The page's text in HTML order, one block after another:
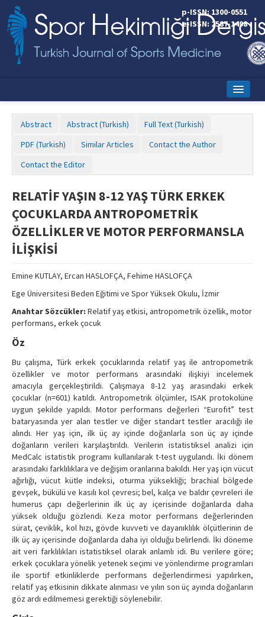
p-ISSN: 1300-0551
e-ISSN: 2587-1498
Editorial Board
Instructions to Authors
Copyright Transfer Form
Contact Us
Abstract Abstract (Turkish)
Full Text (Turkish)
PDF (Turkish)
Similar Articles
Contact the Author
Contact the Editor
RELATİF YAŞIN 8-12 YAŞ TÜRK ERKEK
ÇOCUKLARDA ANTROPOMETRİK
ÖZELLİKLER VE MOTOR PERFORMANSLA
İLİŞKİSİ
Emine KUTLAY, Ercan HASLOFÇA, Fehime HASLOFÇA
Ege Üniversitesi Beden Eğitimi ve Spor Yüksek Okulu, İzmir
Anahtar Sözcükler: Relatif yaş etkisi, antropometrik özellik, motor
performans, erkek çocuk
Öz
Bu çalışma, Türk erkek çocuklarında relatif yaş ile antropometrik
özellikler ve motor performans arasındaki ilişkiyi incelemek
amacıyla gerçekleştirildi. Çalışmaya 8-12 yaş arasındaki erkek
çocuklar (n=601) katıldı. Antropometrik ölçümler, ISAK protokolüne
uygun şekilde yapıldı. Motor performans değerleri “Eurofit” test
bataryasında yer alan testler ve diğer standart testler aracılığı ile
alındı. Her yaş için, ilk üç ay içinde doğanlarla son üç ay içinde
doğanların verileri karşılaştırıldı. Verilerin istatistiksel analizi için
MedCalc istatistik programı kullanılarak t-test uygulandı. İki dönem
arasındaki farklılıklara ve değişim oranlarına bakıldı. Her yaş için vücut
ağırlığı, vücut kütle indeksi, oturma yüksekliği; brachial bölgede
gevşek, bükülü ve kasılı kol çevresi; bel, kalça ve baldır çevreleri ile
humerus çapı değerlerinin ilk üç ay içerisinde doğanlarda daha
yüksek olduğu gözlendi. Keza motor performans değerlerinden
sürat, çeviklik, kol hızı, gövde kuvveti ve dayanıklılık ölçütlerinin de
ilk üç ay içerisinde doğanlarda daha iyi olduğu belirlendi. İki döneme
ait veri farklılıkları istatistiksel olarak anlamlı idi. Bu verilere göre;
erkek çocuklara yönelik yetenek seçimi ve yönlendirme programları
ile sportif etkinliklerde performans değerlendirmesi yapılırken,
relatif yaş etkisinin dikkate alınması ve yılın son üç ayında doğanların
göz ardı edilmemesi gerektiği söylenebilir.